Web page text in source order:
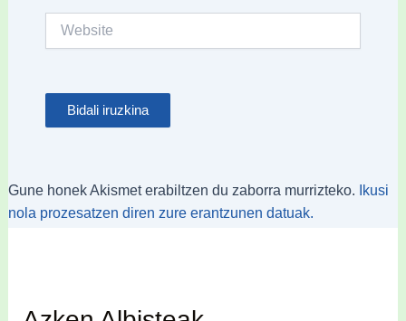
Gune honek Akismet erabiltzen du zaborra murrizteko.
Ikusi
nola prozesatzen diren zure erantzunen datuak.